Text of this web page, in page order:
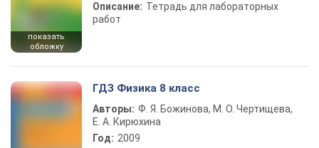
показать
обложку
Описание: Тетрадь для лабораторных
работ
ГДЗ Физика 8 класс
Авторы: Ф. Я. Божинова, М. О. Чертищева,
Е. А. Кирюхина
Год: 2009